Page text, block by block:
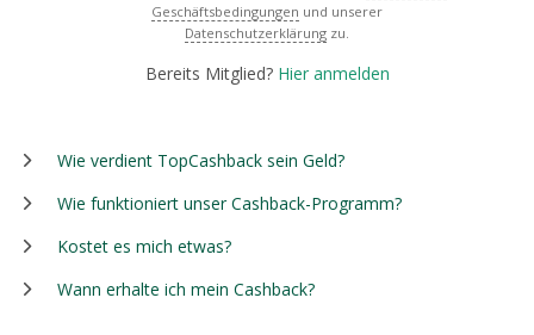
Geschäftsbedingungen und unserer
Datenschutzerklärung zu.
Bereits Mitglied? Hier anmelden
Wie verdient TopCashback sein Geld?
Wie funktioniert unser Cashback-Programm?
Kostet es mich etwas?
Wann erhalte ich mein Cashback?